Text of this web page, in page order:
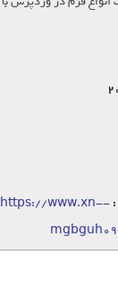
https://www.xn--